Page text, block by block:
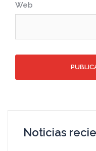
Web
Noticias